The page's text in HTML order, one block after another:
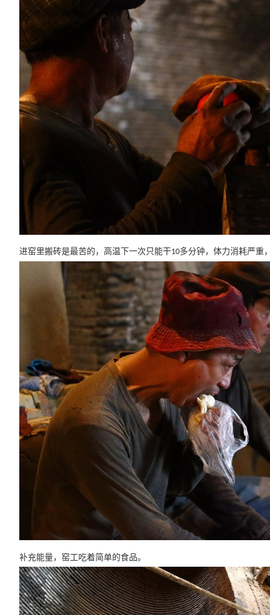
进窑里搬砖是最苦的，高温下一次只能干10多分钟，体力消耗严重
补充能量， 窑工吃着简单的食品。